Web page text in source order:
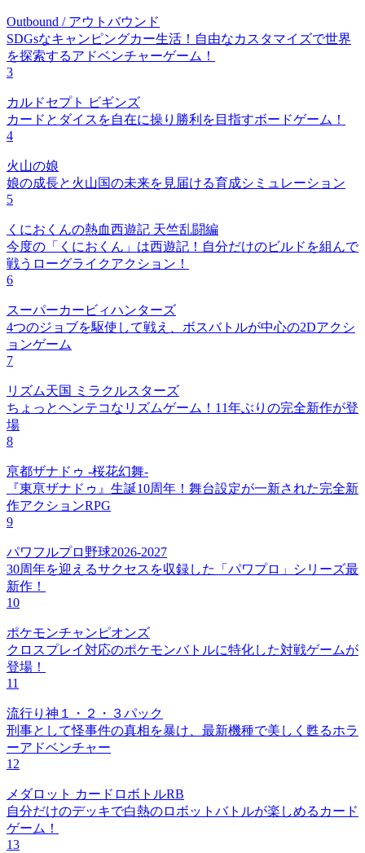
Outbound / アウトバウンド
SDGsなキャンピングカー生活！自由なカスタマイズで世界
を探索するアドベンチャーゲーム！
3
カルドセプト ビギンズ
カードとダイスを自在に操り勝利を目指すボードゲーム！
4
火山の娘
娘の成長と火山国の未来を見届ける育成シミュレーション
5
くにおくんの熱血西遊記 天竺乱闘編
今度の「くにおくん」は西遊記！自分だけのビルドを組んで
戦うローグライクアクション！
6
スーパーカービィハンターズ
4つのジョブを駆使して戦え、ボスバトルが中心の2Dアクシ
ョンゲーム
7
リズム天国 ミラクルスターズ
ちょっとヘンテコなリズムゲーム！11年ぶりの完全新作が登
場
8
亰都ザナドゥ -桜花幻舞-
『東亰ザナドゥ』生誕10周年！舞台設定が一新された完全新
作アクションRPG
9
パワフルプロ野球2026-2027
30周年を迎えるサクセスを収録した「パワプロ」シリーズ最
新作！
10
ポケモンチャンピオンズ
クロスプレイ対応のポケモンバトルに特化した対戦ゲームが
登場！
11
流行り神１・２・３パック
刑事として怪事件の真相を暴け、最新機種で美しく甦るホラ
ーアドベンチャー
12
メダロット カードロボトルRB
自分だけのデッキで白熱のロボットバトルが楽しめるカード
ゲーム！
13